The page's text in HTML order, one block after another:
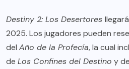
Destiny 2: Los Desertores
2025. Los jugadores pueden
del Año de la Profecía, la cual
de Los Confines del Destino y de